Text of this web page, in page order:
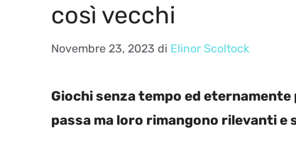
così vecchi
Novembre 23, 2023 di Elinor Scoltock
Giochi senza tempo ed
passa ma loro rimangono rilevanti e